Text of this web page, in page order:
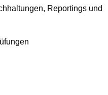
Reportings und